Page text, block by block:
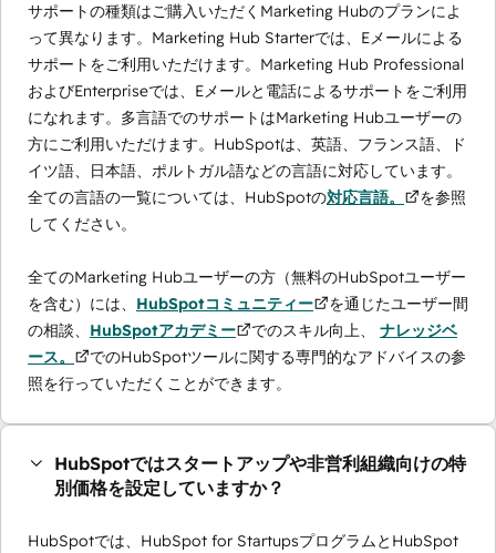
サポートの種類はご購入いただくMarketing Hubのプランによ
って異なります。Marketing Hub Starterでは、Eメールによる
サポートをご利用いただけます。Marketing Hub Professional
およびEnterpriseでは、Eメールと電話によるサポートをご利用
になれます。多言語でのサポートはMarketing Hubユーザーの
方にご利用いただけます。HubSpotは、英語、フランス語、ド
イツ語、日本語、ポルトガル語などの言語に対応しています。
全ての言語の一覧については、HubSpotの対応言語。
を参照
してください。
全てのMarketing Hubユーザーの方（無料のHubSpotユーザー
を含む）には、 HubSpotコミュニティー
を通じたユーザー間
の相談、 HubSpotアカデミー でのスキル向上、 ナレッジベ
ース。
でのHubSpotツールに関する専門的なアドバイスの参
照を行っていただくことができます。
HubSpotではスタートアップや非営利組織向けの特
別価格を設定していますか？
HubSpotでは、HubSpot for StartupsプログラムとHubSpot